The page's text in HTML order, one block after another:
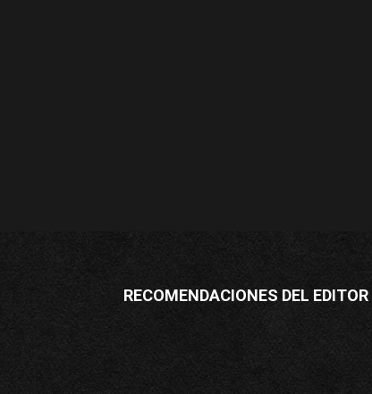
RECOMENDACIONES DEL EDITOR